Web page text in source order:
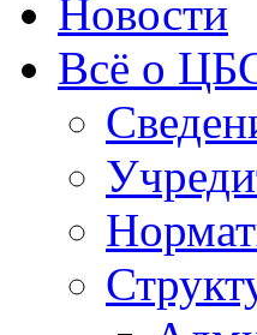
Новости
Всё о